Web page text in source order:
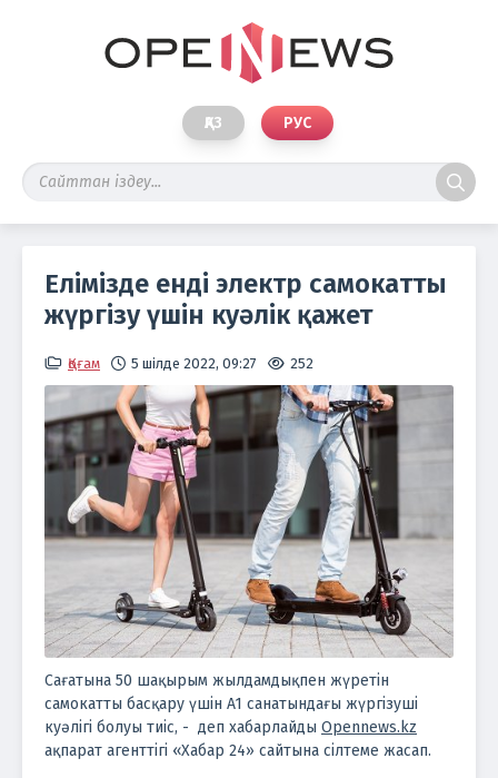
ҚАЗ РУС
Елімізде енді электр самокатты
жүргізу үшін куәлік қажет
Қоғам 5 шілде 2022, 09:27 252
Сағатына 50 шақырым жылдамдықпен жүретін
самокатты басқару үшін A1 санатындағы жүргізуші
куәлігі болуы тиіс, - деп хабарлайды Opennews.kz
ақпарат агенттігі «Хабар 24» сайтына сілтеме жасап.